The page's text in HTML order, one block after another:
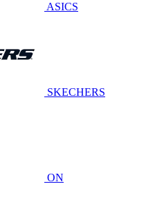
ASICS
SKECHERS
ON